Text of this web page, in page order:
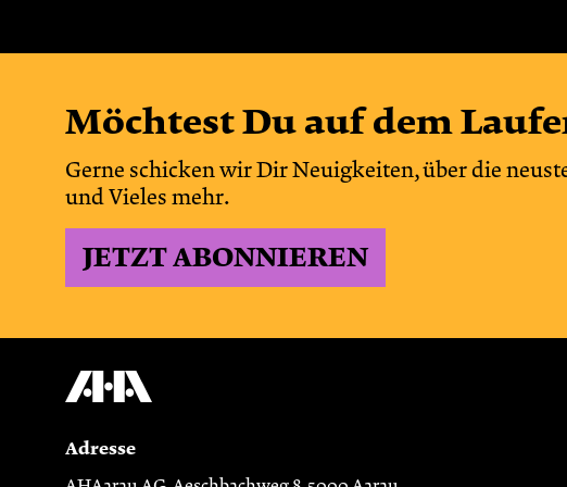
Möchtest Du auf dem
Gerne schicken wir Dir Neuigkeiten, über die
und Vieles mehr.
JETZT ABONNIEREN
Adresse